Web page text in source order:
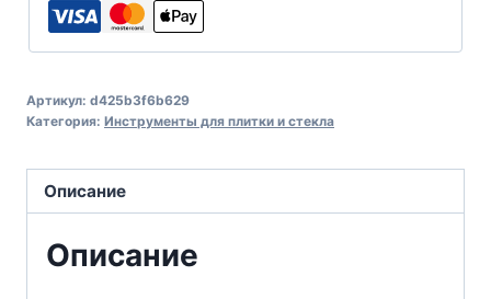
Артикул: d425b3f6b629
Категория: Инструменты для плитки и стекла
Описание
Описание